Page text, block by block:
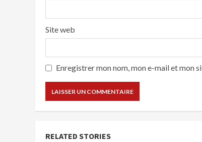
Site web
Enregistrer mon nom, mon e-mail et mon
RELATED STORIES